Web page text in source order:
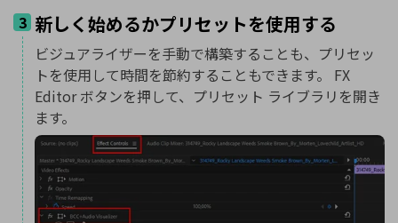
3 新しく始めるかプリセットを使用する
ビジュアライザーを手動で構築することも、プリセッ
トを使用して時間を節約することもできます。 FX
Editor ボタンを押して、プリセット ライブラリを開き
ます。